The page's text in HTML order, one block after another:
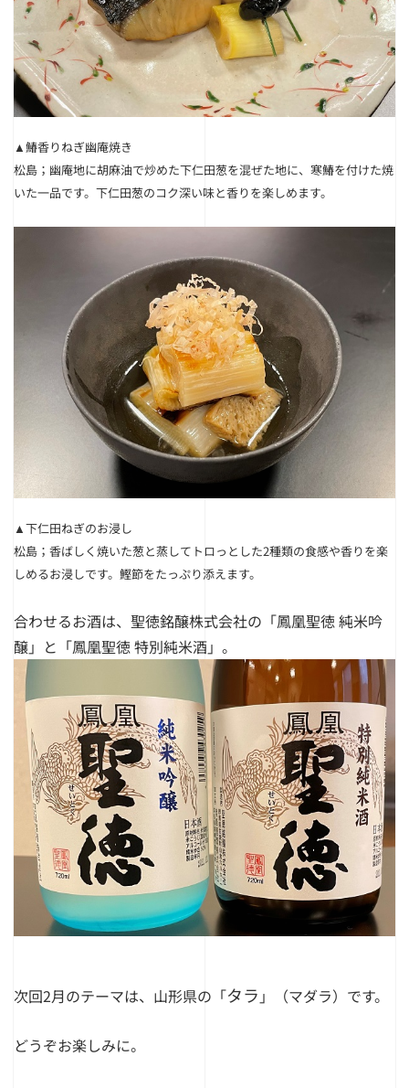
▲鰆香りねぎ幽庵焼き
松島；幽庵地に胡麻油で炒めた下仁田葱を混ぜた地に、寒鰆を付けた焼
いた一品です。下仁田葱のコク深い味と香りを楽しめます。
▲下仁田ねぎのお浸し
松島；香ばしく焼いた葱と蒸してトロっとした2種類の食感や香りを楽
しめるお浸しです。鰹節をたっぷり添えます。
合わせるお酒は、聖徳銘醸株式会社の「鳳凰聖徳 純米吟
醸」と「鳳凰聖徳 特別純米酒」。
次回2月のテーマは、山形県の 「タラ 」 （マダラ）です。
どうぞお楽しみに。